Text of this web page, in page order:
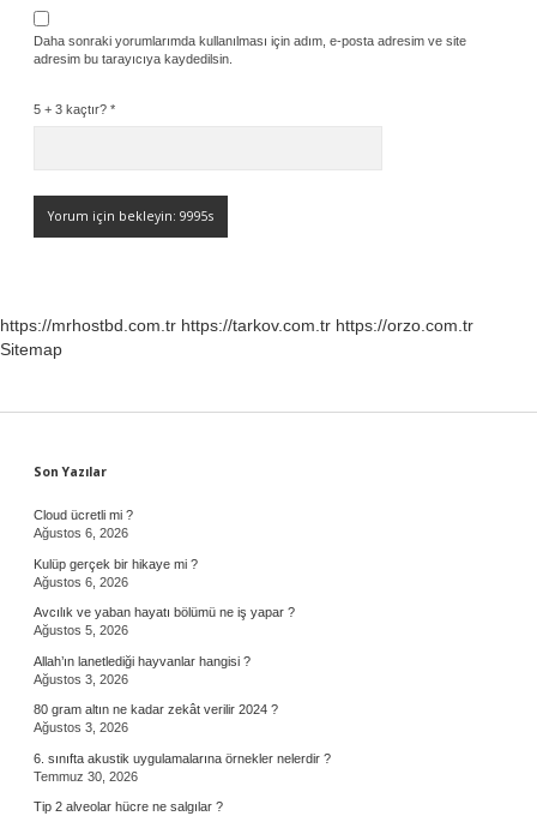
Daha sonraki yorumlarımda kullanılması için adım, e-posta adresim ve site
adresim bu tarayıcıya kaydedilsin.
5 + 3 kaçtır? *
https://mrhostbd.com.tr https://tarkov.com.tr https://orzo.com.tr
Sitemap
Sidebar
Son Yazılar
Cloud ücretli mi ?
Ağustos 6, 2026
Kulüp gerçek bir hikaye mi ?
Ağustos 6, 2026
Avcılık ve yaban hayatı bölümü ne iş yapar ?
Ağustos 5, 2026
Allah’ın lanetlediği hayvanlar hangisi ?
Ağustos 3, 2026
80 gram altın ne kadar zekât verilir 2024 ?
Ağustos 3, 2026
6. sınıfta akustik uygulamalarına örnekler nelerdir ?
Temmuz 30, 2026
Tip 2 alveolar hücre ne salgılar ?